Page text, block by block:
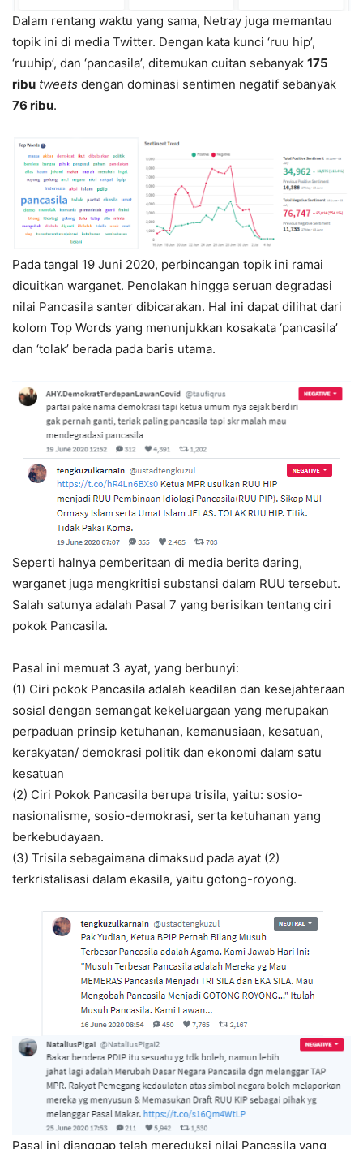
Dalam rentang waktu yang sama, Netray juga memantau
topik ini di media Twitter. Dengan kata kunci ‘ruu hip’,
‘ruuhip’, dan ‘pancasila’, ditemukan cuitan sebanyak 175
ribu tweets dengan dominasi sentimen negatif sebanyak
76 ribu.
Pada tangal 19 Juni 2020, perbincangan topik ini ramai
dicuitkan warganet. Penolakan hingga seruan degradasi
nilai Pancasila santer dibicarakan. Hal ini dapat dilihat dari
kolom Top Words yang menunjukkan kosakata ‘pancasila’
dan ‘tolak’ berada pada baris utama.
Seperti halnya pemberitaan di media berita daring,
warganet juga mengkritisi substansi dalam RUU tersebut.
Salah satunya adalah Pasal 7 yang berisikan tentang ciri
pokok Pancasila.
Pasal ini memuat 3 ayat, yang berbunyi:
(1) Ciri pokok Pancasila adalah keadilan dan kesejahteraan
sosial dengan semangat kekeluargaan yang merupakan
perpaduan prinsip ketuhanan, kemanusiaan, kesatuan,
kerakyatan/ demokrasi politik dan ekonomi dalam satu
kesatuan
(2) Ciri Pokok Pancasila berupa trisila, yaitu: sosio-
nasionalisme, sosio-demokrasi, serta ketuhanan yang
berkebudayaan.
(3) Trisila sebagaimana dimaksud pada ayat (2)
terkristalisasi dalam ekasila, yaitu gotong-royong.
Pasal ini dianggap telah mereduksi nilai Pancasila yang